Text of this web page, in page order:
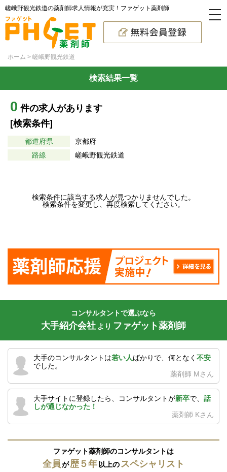
嵯峨野観光鉄道の薬剤師求人情報が充実！ファゲット薬剤師
ホーム 嵯峨野観光鉄道
検索結果一覧
0 件の求人があります
[検索条件]
都道府県
京都府
路線
嵯峨野観光鉄道
検索条件に該当する求人が見つかりませんでした。
検索条件を変更し、再度検索してください。
コンサルタントで選ぶなら
大手紹介会社 より ファゲット薬剤師
大手のコンサルタントは若い人ばかりで、何となく 不安
でした。
薬剤師 Mさん
大手サイトに登録したら、コンサルタントが新卒で、 話
しが通じなかった！
薬剤師 Kさん
ファゲット薬剤師のコンサルタントは
全員が歴５年 以上の スペシャリスト